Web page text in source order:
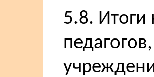
5.8. Итоги